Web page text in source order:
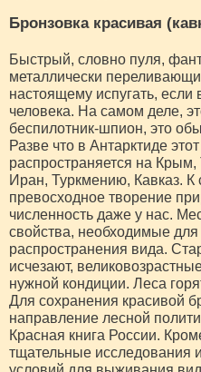
Бронзовка красивая
Быстрый, словно пуля,
металлически
настоящему испугать, если
человека. На самом деле,
беспилотник-шпион, это
Разве что в Антарктиде
распространяется на
Иран, Туркмению, Кавказ. К
превосходное творение
численность даже у нас.
свойства, необходимые
распространения вида.
исчезают,
нужной кондиции. Леса
Для сохранения красивой
направление лесной
Красная книга России.
тщательные исследования